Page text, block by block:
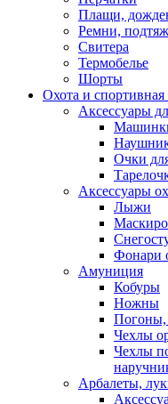
Плащи,
Ремни,
Свитера
Термобелье
Шорты
Охота и спортивная
Аксессуары
Очки
Аксессуары
Лыжи
Фонари
Амуниция
Кобуры
Ножны
Погоны,
Чехлы
Чехлы
Арбалеты,